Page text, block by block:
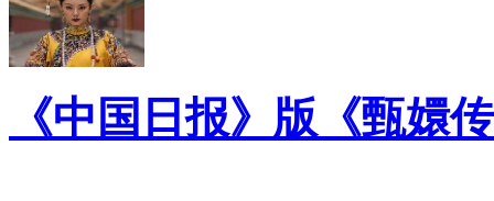
《中国日报》版《甄嬛